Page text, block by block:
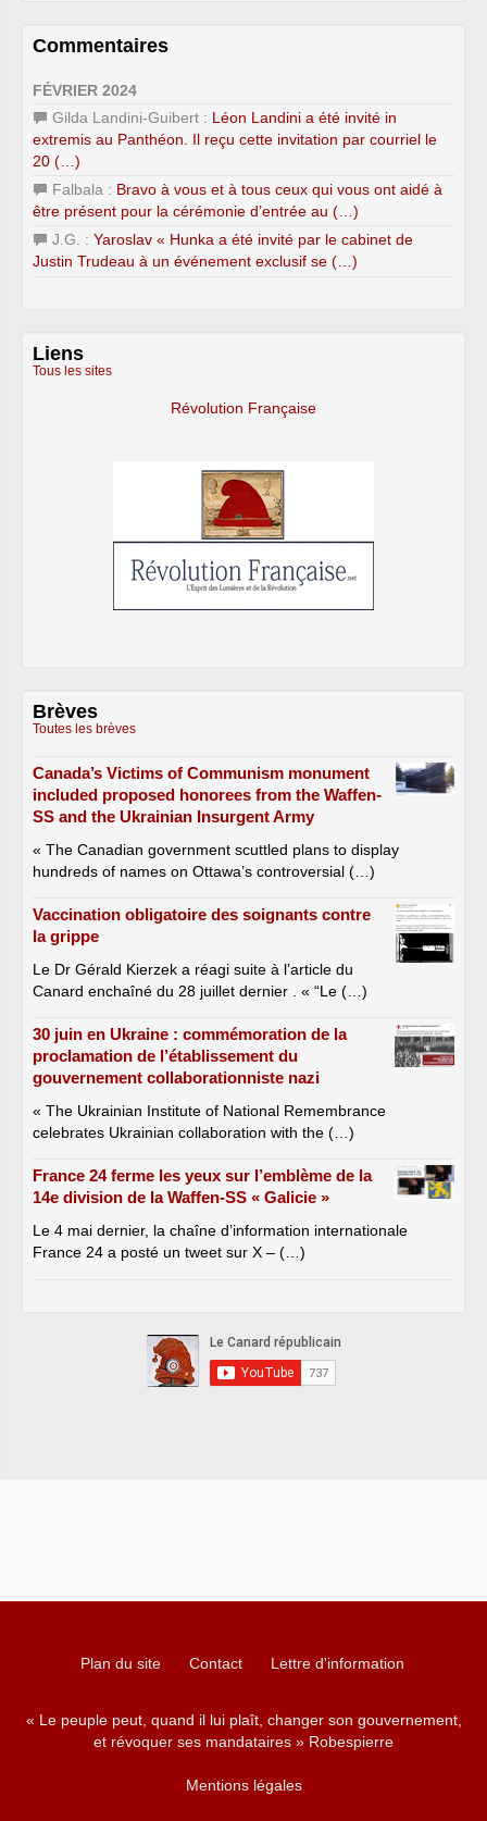
Commentaires
FÉVRIER 2024
Gilda Landini-Guibert : Léon Landini a été invité in
extremis au Panthéon. Il reçu cette invitation par courriel le
20 (…)
Falbala : Bravo à vous et à tous ceux qui vous ont aidé à
être présent pour la cérémonie d’entrée au (…)
J.G. : Yaroslav « Hunka a été invité par le cabinet de
Justin Trudeau à un événement exclusif se (…)
Liens
Tous les sites
Révolution Française
Brèves
Toutes les brèves
Canada’s Victims of Communism monument
included proposed honorees from the Waffen-
SS and the Ukrainian Insurgent Army
« The Canadian government scuttled plans to display
hundreds of names on Ottawa’s controversial (…)
Vaccination obligatoire des soignants contre
la grippe
Le Dr Gérald Kierzek a réagi suite à l’article du
Canard enchaîné du 28 juillet dernier . « “Le (…)
30 juin en Ukraine : commémoration de la
proclamation de l’établissement du
gouvernement collaborationniste nazi
« The Ukrainian Institute of National Remembrance
celebrates Ukrainian collaboration with the (…)
France 24 ferme les yeux sur l’emblème de la
14e division de la Waffen-SS « Galicie »
Le 4 mai dernier, la chaîne d’information internationale
France 24 a posté un tweet sur X – (…)
Plan du site Contact Lettre d'information
« Le peuple peut, quand il lui plaît, changer son gouvernement,
et révoquer ses mandataires » Robespierre
Mentions légales